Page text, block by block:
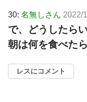
30: 名無しさん 2022/
で、どうしたら
朝は何を食べた
レスにコメント